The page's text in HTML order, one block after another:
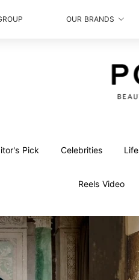
OUR BRANDS
Pick Celebrities
Reels Video